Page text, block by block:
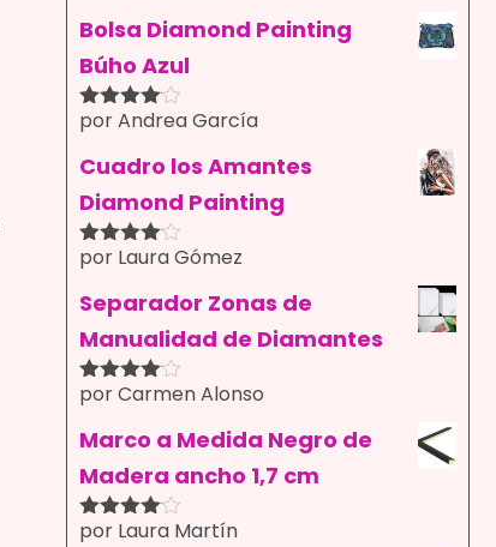
5
Bolsa Diamond Painting
Búho Azul
Valorado
5
por Andrea García
Cuadro los Amantes
Diamond Painting
Valorado
5
por Laura Gómez
Separador Zonas de
Manualidad de Diamantes
Valorado
5
por Carmen Alonso
Marco a Medida Negro de
Madera ancho 1,7 cm
Valorado
por Laura Martín